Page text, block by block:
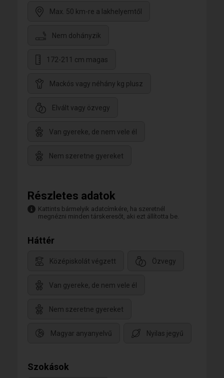
Max. 50 km-re a lakhelyemtől
Nem dohányzik
172-211 cm magas
Mackós vagy néhány kg plusz
Elvált vagy özvegy
Van gyereke, de nem vele él
Nem szeretne gyereket
Részletes adatok
Kattints bármelyik adatcímkére, ha szeretnél
megnézni minden társkeresőt, aki ezt állította be.
Háttér
Középiskolát végzett Özvegy
Van gyereke, de nem vele él
Nem szeretne gyereket
Magyar anyanyelvű Nyilas jegyű
Szokások